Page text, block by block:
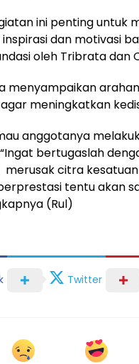
ini penting untuk
dan motivasi
oleh Tribrata dan
menyampaikan
meningkatkan
anggotanya
bertugaslah
merusak citra
tentu akan
(Rul)
Twitter